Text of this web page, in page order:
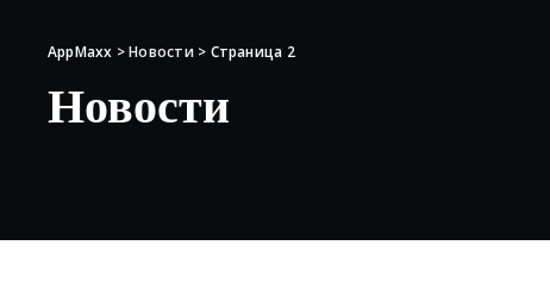
AppMaxx >Новости> Страница 2
Новости